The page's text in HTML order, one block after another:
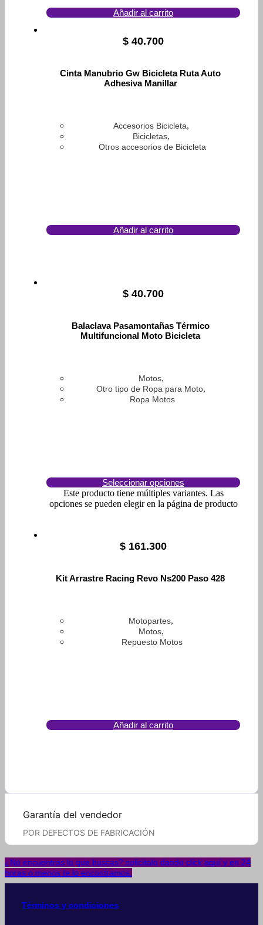
Añadir al carrito
$ 40.700
Cinta Manubrio Gw Bicicleta Ruta Auto
Adhesiva Manillar
Accesorios Bicicleta,
Bicicletas,
Otros accesorios de Bicicleta
Añadir al carrito
$ 40.700
Balaclava Pasamontañas Térmico
Multifuncional Moto Bicicleta
Motos,
Otro tipo de Ropa para Moto,
Ropa Motos
Seleccionar opciones
Este producto tiene múltiples variantes. Las
opciones se pueden elegir en la página de producto
$ 161.300
Kit Arrastre Racing Revo Ns200 Paso 428
Motopartes,
Motos,
Repuesto Motos
Añadir al carrito
Garantía del vendedor
POR DEFECTOS DE FABRICACIÓN
¿No encuentras lo que buscas? solicítalo dando click aquí y en 24
horas o menos te lo encontramos.
Términos y condiciones